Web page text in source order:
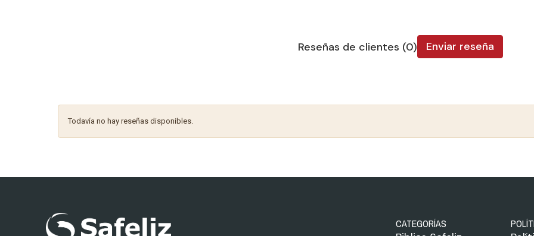
Reseñas de clientes (0) Enviar reseña
Todavía no hay reseñas disponibles.
CATEGORÍAS